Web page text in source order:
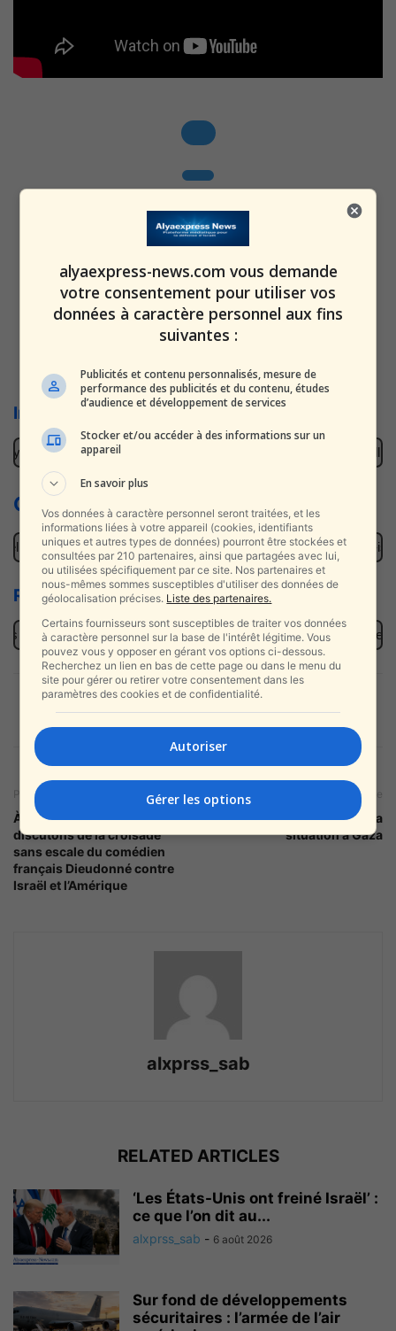
Infos Israel News en direct d’Israël
trouve des milliers de dollars en liquide Ça dépasse le
Ce qu'on vous cache - CQVC
artificielle va booster Pallywood et les mensonges anti-
Rak Be Israel, le top d’Israël !
— et y trouve des milliers de dollars en liquide Ça dépasse le
Previous article
À l’occasion du 14 juillet,
discutons de la croisade
sans escale du comédien
français Dieudonné contre
Israël et l’Amérique
Next article
Ayons une vérité sur la
situation à Gaza
alxprss_sab
RELATED ARTICLES
‘Les États-Unis ont freiné Israël’ :
ce que l’on dit au...
alxprss_sab - 6 août 2026
Sur fond de développements
sécuritaires : l’armée de l’air
alyaexpress-news.com vous demande
votre consentement pour utiliser vos
données à caractère personnel aux fins
suivantes :
Publicités et contenu personnalisés, mesure de
performance des publicités et du contenu, études
d’audience et développement de services
Stocker et/ou accéder à des informations sur un
appareil
En savoir plus
Vos données à caractère personnel seront traitées, et les
informations liées à votre appareil (cookies, identifiants
uniques et autres types de données) pourront être stockées et
consultées par 210 partenaires, ainsi que partagées avec lui,
ou utilisées spécifiquement par ce site. Nos partenaires et
nous-mêmes sommes susceptibles d'utiliser des données de
géolocalisation précises. Liste des partenaires.
Certains fournisseurs sont susceptibles de traiter vos données
à caractère personnel sur la base de l'intérêt légitime. Vous
pouvez vous y opposer en gérant vos options ci-dessous.
Recherchez un lien en bas de cette page ou dans le menu du
site pour gérer ou retirer votre consentement dans les
paramètres des cookies et de confidentialité.
Autoriser
Gérer les options